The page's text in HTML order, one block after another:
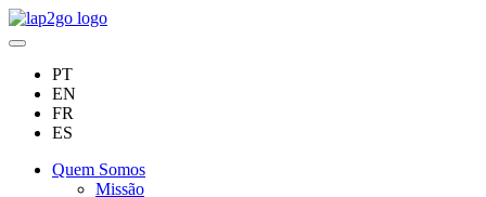
PT
EN
FR
ES
Quem Somos
Missão